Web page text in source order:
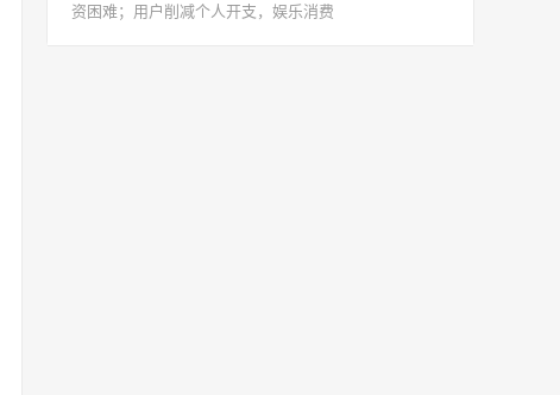
资困难；用户削减个人开支，娱乐消费